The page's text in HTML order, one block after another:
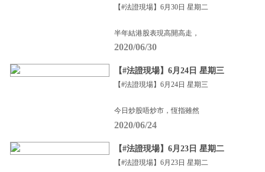
【#法證現場】6月30日 星期二
半年結港股表現高開高走，
2020/06/30
【#法證現場】6月24日 星期三
【#法證現場】6月24日 星期三
今日炒股唔炒市，恆指雖然
2020/06/24
【#法證現場】6月23日 星期二
【#法證現場】6月23日 星期二